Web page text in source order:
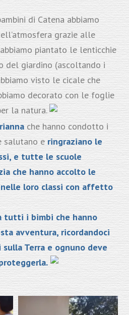
di Catena abbiamo
grazie alle
piantato le lenticchie
del giardino (ascoltando i
visto le cicale che
decorato con le foglie
la natura.
che hanno condotto i
salutano e ringraziano le
e tutte le scuole
che hanno accolto le
loro classi con affetto
tutti i bimbi che hanno
avventura, ricordandoci
Terra e ognuno deve